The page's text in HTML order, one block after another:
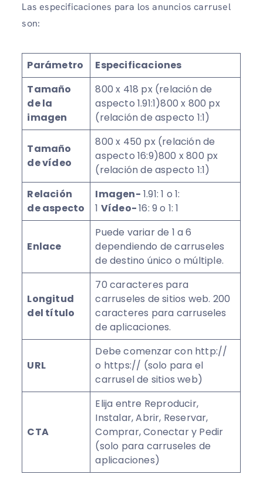
Las especificaciones para los anuncios carrusel
son:
Parámetro
Especificaciones
Tamaño
de la
imagen
800 x 418 px (relación de
aspecto 1.91:1)800 x 800 px
(relación de aspecto 1:1)
Tamaño
de vídeo
800 x 450 px (relación de
aspecto 16:9)800 x 800 px
(relación de aspecto 1:1)
Relación
de aspecto
Imagen- 1.91: 1 o 1:
1 Vídeo-16: 9 o 1: 1
Enlace
Puede variar de 1 a 6
dependiendo de carruseles
de destino único o múltiple.
Longitud
del título
70 caracteres para
carruseles de sitios web. 200
caracteres para carruseles
de aplicaciones.
URL
Debe comenzar con http://
o https:// (solo para el
carrusel de sitios web)
CTA
Elija entre Reproducir,
Instalar, Abrir, Reservar,
Comprar, Conectar y Pedir
(solo para carruseles de
aplicaciones)